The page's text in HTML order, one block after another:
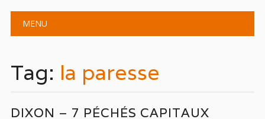
Main menu
MENU
Tag: la paresse
DIXON – 7 PÉCHÉS CAPITAUX